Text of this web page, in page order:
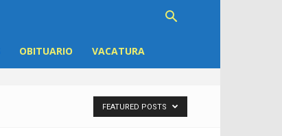
OBITUARIO VACATURA
FEATURED POSTS